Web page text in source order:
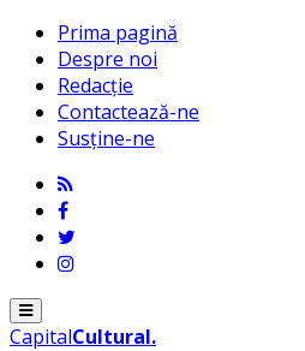
Prima pagină
Despre noi
Redacție
Contactează-ne
Susține-ne
Menu
CapitalCultural.